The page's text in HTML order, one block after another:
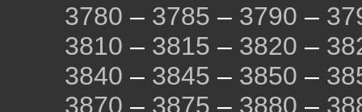
3780 – 3785 – 3790 –
3810 – 3815 – 3820 –
3840 – 3845 – 3850 –
3870 – 3875 – 3880 –